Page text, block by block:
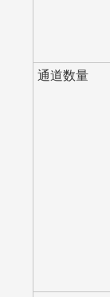
通道数量